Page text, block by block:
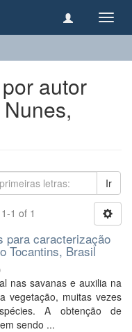
autor
Ir
1 of 1
para caracterização
Tocantins, Brasil
nas savanas e auxilia na
vegetação, muitas vezes
A obtenção de
sendo ...